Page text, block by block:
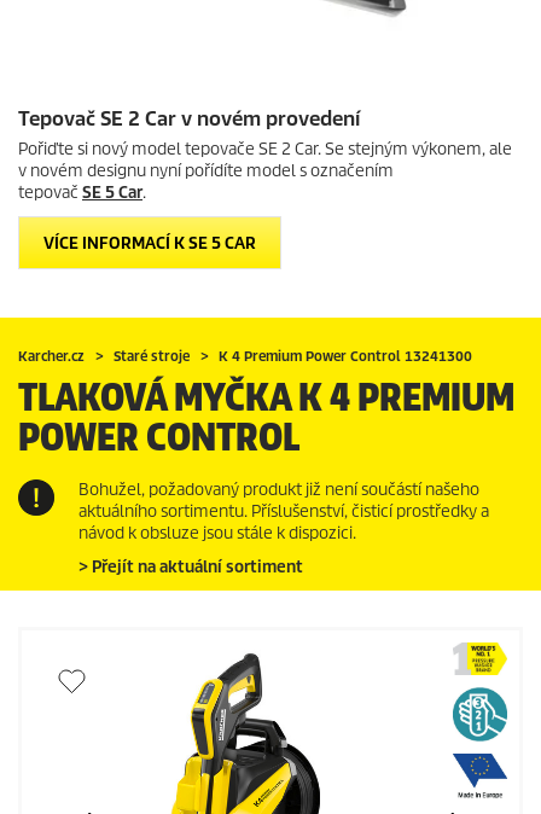
Tepovač SE 2 Car v novém provedení
Pořiďte si nový modeltepovače SE 2 Car. Se stejným výkonem, ale
v novém designu nyní pořídíte model s označením
tepovač SE 5 Car.
VÍCE INFORMACÍ K SE 5 CAR
Karcher.cz Staré stroje K 4 Premium Power Control 13241300
TLAKOVÁ MYČKA K 4 PREMIUM
POWER CONTROL
Bohužel, požadovaný produkt již není součástí našeho
aktuálního sortimentu. Příslušenství, čisticí prostředky a
návod k obsluze jsou stále k dispozici.
> Přejít na aktuální sortiment